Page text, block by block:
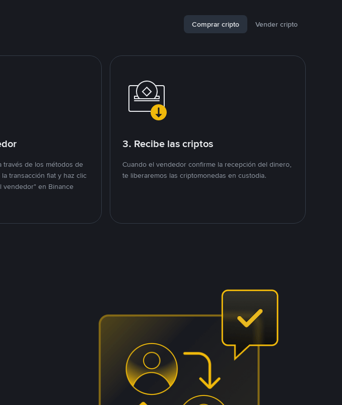
Comprar cripto Vender cripto
través de los métodos de
transacción fiat y haz clic
vendedor" en Binance
3. Recibe las criptos
Cuando el vendedor confirme la recepción del dinero,
te liberaremos las criptomonedas en custodia.